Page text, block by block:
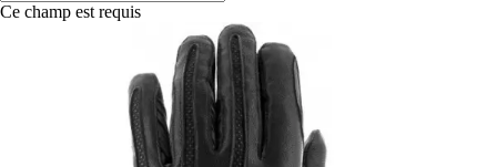
Ce champ est requis